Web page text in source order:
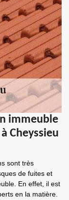
immeuble
Cheyssieu
sont très
de fuites et
En effet, il est
en la matière.